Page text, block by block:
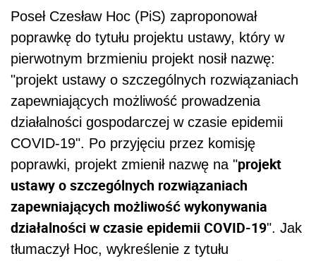
Poseł Czesław Hoc (PiS) zaproponował
poprawkę do tytułu projektu ustawy, który w
pierwotnym brzmieniu projekt nosił nazwę:
"projekt ustawy o szczególnych rozwiązaniach
zapewniających możliwość prowadzenia
działalności gospodarczej w czasie epidemii
COVID-19". Po przyjęciu przez komisję
poprawki, projekt zmienił nazwę na "projekt
ustawy o szczególnych rozwiązaniach
zapewniających możliwość wykonywania
działalności w czasie epidemii COVID-19". Jak
tłumaczył Hoc, wykreślenie z tytułu